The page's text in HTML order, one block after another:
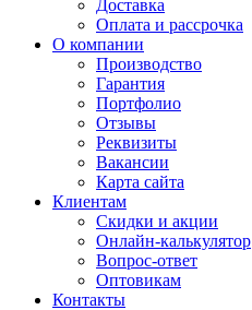
Доставка
Оплата и рассрочка
О компании
Производство
Гарантия
Портфолио
Отзывы
Реквизиты
Вакансии
Карта сайта
Клиентам
Скидки и акции
Онлайн-калькулятор
Вопрос-ответ
Оптовикам
Контакты